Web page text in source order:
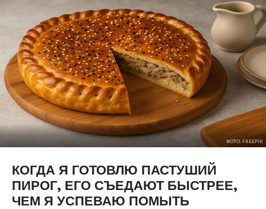
ФОТО: FREEPIK
КОГДА Я ГОТОВЛЮ ПАСТУШИЙ
ПИРОГ, ЕГО СЪЕДАЮТ БЫСТРЕЕ,
ЧЕМ Я УСПЕВАЮ ПОМЫТЬ